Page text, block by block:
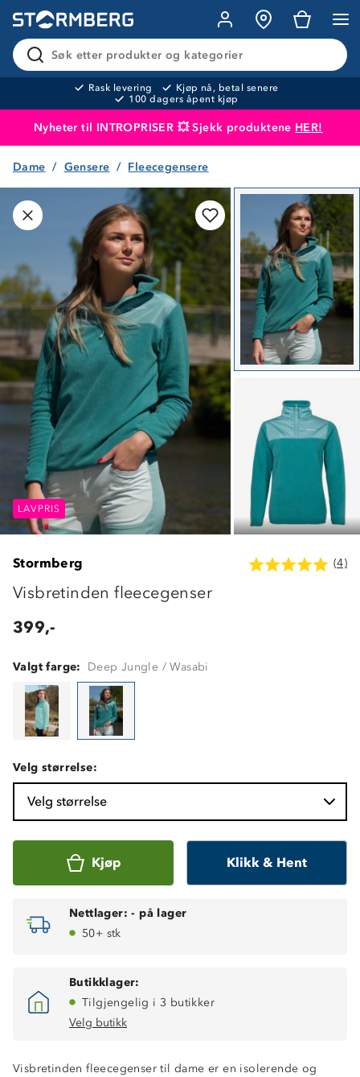
Søk etter produkter og kategorier
Rask levering
Kjøp nå, betal senere
100 dagers åpent kjøp
Nyheter til INTROPRISER 💥 Sjekk produktene HER!
Produktet er lagt i handlekurven
Dame Gensere Fleecegensere
LAVPRIS LAVPRIS
LAVPRIS
Stormberg (4)
Visbretinden fleecegenser
399,-
Valgt farge: Deep Jungle / Wasabi
Velg størrelse:
Velg størrelse
Kjøp Klikk & Hent
Nettlager: - på lager
50+ stk
Butikklager:
Tilgjengelig i 3 butikker
Velg butikk
Visbretinden fleecegenser til dame er en isolerende og